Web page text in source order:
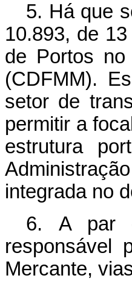
5. Há que
10.893, de
de Portos no
(CDFMM).
setor de
permitir a
estrutura
integrada no
6. A par
responsável
Mercante,